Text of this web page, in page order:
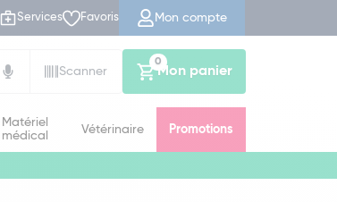
Services Favoris Mon compte
Scanner
Mon panier
0
Matériel
médical
Vétérinaire Promotions